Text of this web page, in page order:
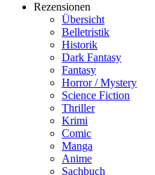
Rezensionen
Übersicht
Belletristik
Historik
Dark Fantasy
Fantasy
Horror / Mystery
Science Fiction
Thriller
Krimi
Comic
Manga
Anime
Sachbuch